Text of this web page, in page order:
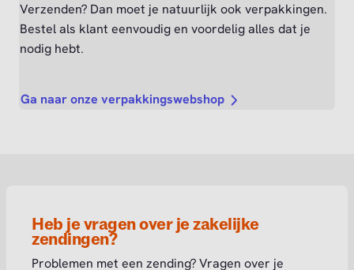
Verzenden? Dan moet je natuurlijk ook verpakkingen.
Bestel als klant eenvoudig en voordelig alles dat je
nodig hebt.
Ga naar onze verpakkingswebshop
Heb je vragen over je zakelijke
zendingen?
Problemen met een zending? Vragen over je